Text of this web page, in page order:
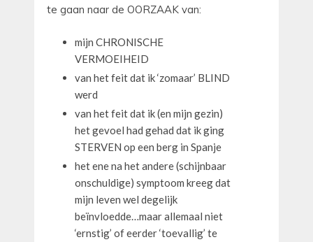
te gaan naar de OORZAAK van:
mijn CHRONISCHE
VERMOEIHEID
van het feit dat ik ‘zomaar’ BLIND
werd
van het feit dat ik (en mijn gezin)
het gevoel had gehad dat ik ging
STERVEN op een berg in Spanje
het ene na het andere (schijnbaar
onschuldige) symptoom kreeg dat
mijn leven wel degelijk
beïnvloedde…maar allemaal niet
‘ernstig’ of eerder ‘toevallig’ te